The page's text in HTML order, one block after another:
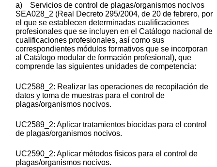
a) Servicios de control de plagas/organismos nocivos
SEA028_2 (Real Decreto 295/2004, de 20 de febrero, por
el que se establecen determinadas cualificaciones
profesionales que se incluyen en el Catálogo nacional de
cualificaciones profesionales, así como sus
correspondientes módulos formativos que se incorporan
al Catálogo modular de formación profesional), que
comprende las siguientes unidades de competencia:
UC2588_2: Realizar las operaciones de recopilación de
datos y toma de muestras para el control de
plagas/organismos nocivos.
UC2589_2: Aplicar tratamientos biocidas para el control
de plagas/organismos nocivos.
UC2590_2: Aplicar métodos físicos para el control de
plagas/organismos nocivos.